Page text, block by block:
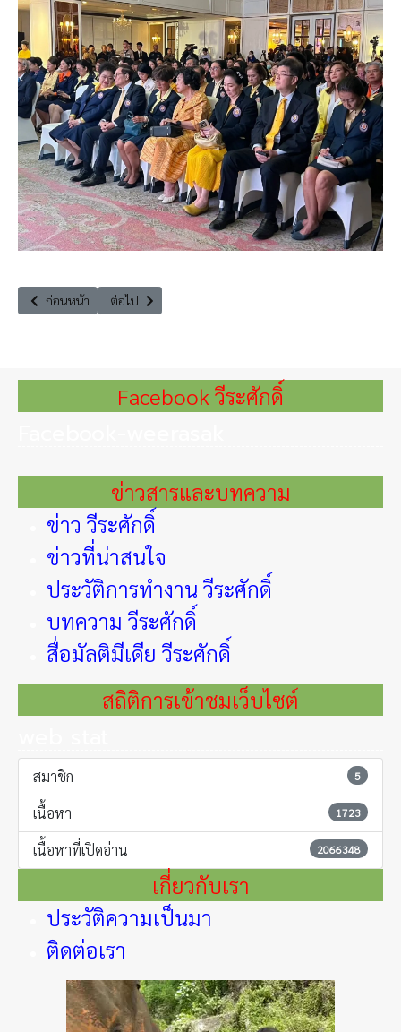
เนื้อหาก่อนหน้า: รวมสุดยอดผู้นำสายฟอร์ออลมากที่สุดในปฐพี พบกันในงา
ก่อนหน้า เนื้อหาถัดไป: เชิญผู้สนใจเข้าร่วมประชุม และพบกับ ๑๖ ก
ต่อไป
Facebook วีระศักดิ์
ข่าวสารและบทความ
ข่าว วีระศักดิ์
ข่าวที่น่าสนใจ
ประวัติการทำงาน วีระศักดิ์
บทความ วีระศักดิ์
สื่อมัลติมีเดีย วีระศักดิ์
สถิติการเข้าชมเว็บไซต์
สมาชิก 5
เนื้อหา 1723
เนื้อหาที่เปิดอ่าน 2066348
เกี่ยวกับเรา
ประวัติความเป็นมา
ติดต่อเรา